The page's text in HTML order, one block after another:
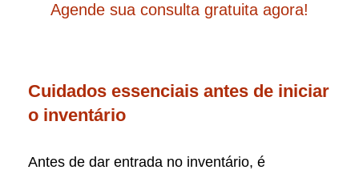
Agende sua consulta gratuita agora!
Cuidados essenciais antes de iniciar
o inventário
Antes de dar entrada no inventário, é